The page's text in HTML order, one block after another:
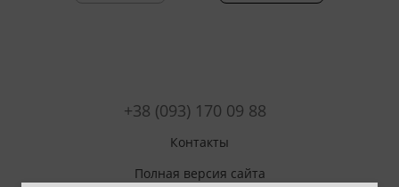
+38 (093) 170 09 88
Контакты
Полная версия сайта